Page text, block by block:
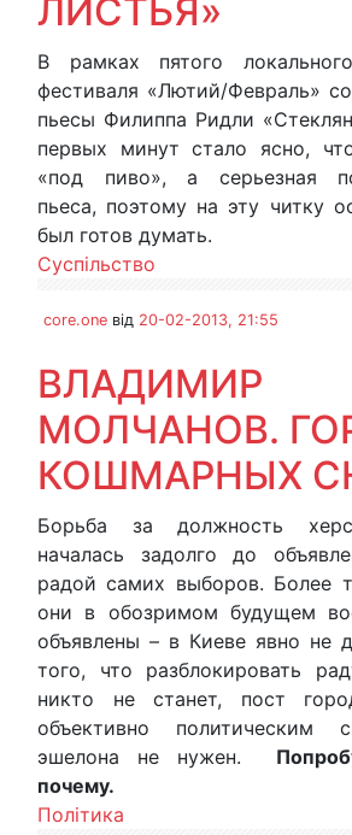
ЛИСТЬЯ»
В рамках пятого
фестиваля «Лютий/Февраль»
пьесы Филиппа Ридли
первых минут стало ясно,
«под пиво», а серьезная
пьеса, поэтому на эту читку
был готов думать.
Суспільство
core.one від 20-02-2013, 21:55
ВЛАДИМИР
МОЛЧАНОВ.
КОШМАРНЫХ
Борьба за должность
началась задолго до
радой самих выборов. Более
они в обозримом будущем
объявлены – в Киеве явно не
того, что разблокировать
никто не станет, пост
объективно политическим
эшелона не нужен.
почему.
Політика